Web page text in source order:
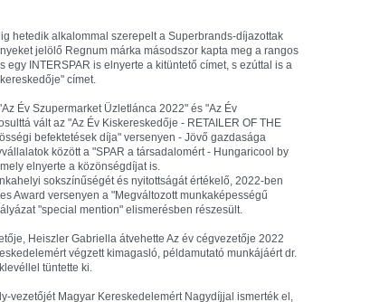
hetedik alkalommal szerepelt a Superbrands-díjazottak
jelölő Regnum márka másodszor kapta meg a rangos
INTERSPAR is elnyerte a kitüntető címet, s ezúttal is a
címet.
Év Szupermarket Üzletlánca 2022" és "Az Év
vált az "Az Év Kiskereskedője - RETAILER OF THE
befektetések díja" versenyen - Jövő gazdasága
között a "SPAR a társadalomért - Hungaricool by
elnyerte a közönségdíjat is.
sokszínűségét és nyitottságát értékelő, 2022-ben
Award versenyen a "Megváltozott munkaképességű
"special mention" elismerésben részesült.
Heiszler Gabriella átvehette Az év cégvezetője 2022
végzett kimagasló, példamutató munkájáért dr.
tüntette ki.
vezetőjét Magyar Kereskedelemért Nagydíjjal ismerték el,